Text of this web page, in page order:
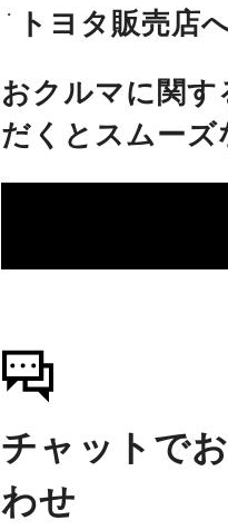
トヨタ販売店
おクルマに関す
だくとスムーズ
チャットで
わせ